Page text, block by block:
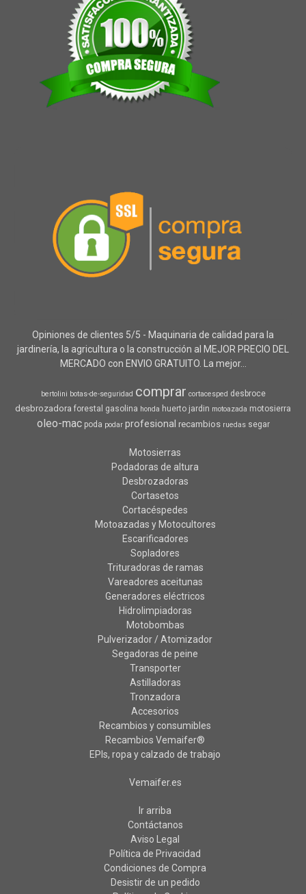
Opiniones de clientes 5/5 - Maquinaria de calidad para la
jardinería, la agricultura o la construcción al MEJOR PRECIO DEL
MERCADO con ENVIO GRATUITO. La mejor...
bertolini botas-de-seguridad comprar cortacesped desbroce
desbrozadora forestal gasolina honda huerto jardin motoazada motosierra
oleo-mac poda podar profesional recambios ruedas segar
Motosierras
Podadoras de altura
Desbrozadoras
Cortasetos
Cortacéspedes
Motoazadas y Motocultores
Escarificadores
Sopladores
Trituradoras de ramas
Vareadores aceitunas
Generadores eléctricos
Hidrolimpiadoras
Motobombas
Pulverizador / Atomizador
Segadoras de peine
Transporter
Astilladoras
Tronzadora
Accesorios
Recambios y consumibles
Recambios Vemaifer®
EPIs, ropa y calzado de trabajo
Vemaifer.es
Ir arriba
Contáctanos
Aviso Legal
Política de Privacidad
Condiciones de Compra
Desistir de un pedido